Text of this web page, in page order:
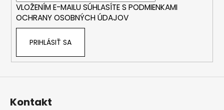
á
?
VLOŽENÍM E-MAILU SÚHLASÍTE S PODMIENKAMI
OCHRANY OSOBNÝCH ÚDAJOV
PRIHLÁSIŤ SA
Kontakt